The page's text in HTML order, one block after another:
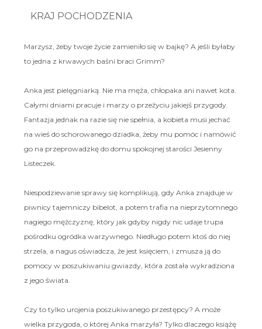
KRAJ POCHODZENIA
Marzysz, żeby twoje życie zamieniło się w bajkę? A jeśli byłaby
to jedna z krwawych baśni braci Grimm?
Anka jest pielęgniarką. Nie ma męża, chłopaka ani nawet kota.
Całymi dniami pracuje i marzy o przeżyciu jakiejś przygody.
Fantazja jednak na razie się nie spełnia, a kobieta musi jechać
na wieś do schorowanego dziadka, żeby mu pomóc i namówić
go na przeprowadzkę do domu spokojnej starości Jesienny
Listeczek.
Niespodziewanie sprawy się komplikują, gdy Anka znajduje w
piwnicy tajemniczy bibelot, a potem trafia na nieprzytomnego
nagiego mężczyznę, który jak gdyby nigdy nic udaje trupa
pośrodku ogródka warzywnego. Niedługo potem ktoś do niej
strzela, a nagus oświadcza, że jest księciem, i zmusza ją do
pomocy w poszukiwaniu gwiazdy, która została wykradziona
z jego świata.
Czy to tylko urojenia poszukiwanego przestępcy? A może
wielka przygoda, o której Anka marzyła? Tylko dlaczego książę